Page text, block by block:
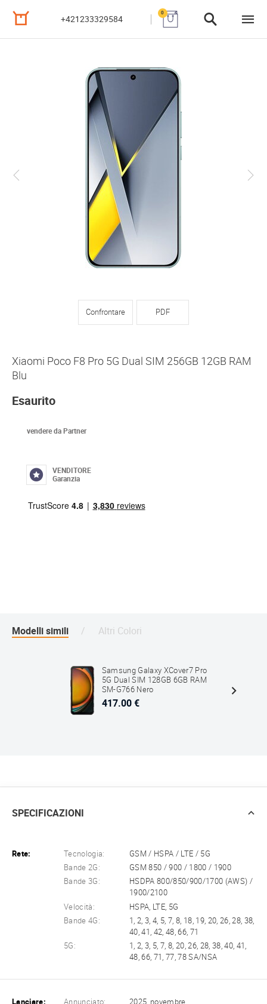
+421233329584
0
Confrontare PDF
Xiaomi Poco F8 Pro 5G Dual SIM 256GB 12GB RAM
Blu
Esaurito
vendere da Partner
VENDITORE
Garanzia
Modelli simili Altri Colori
Samsung Galaxy XCover7 Pro
5G Dual SIM 128GB 6GB RAM
SM-G766 Nero
417.00 €
SPECIFICAZIONI
Rete: Tecnologia:
GSM / HSPA / LTE / 5G
Bande 2G:
GSM 850 / 900 / 1800 / 1900
Bande 3G:
HSDPA 800/850/900/1700 (AWS) /
1900/2100
Velocità:
HSPA, LTE, 5G
Bande 4G:
1, 2, 3, 4, 5, 7, 8, 18, 19, 20, 26, 28, 38,
40, 41, 42, 48, 66, 71
5G:
1, 2, 3, 5, 7, 8, 20, 26, 28, 38, 40, 41,
48, 66, 71, 77, 78 SA/NSA
Lanciare: Annunciato:
2025, novembre